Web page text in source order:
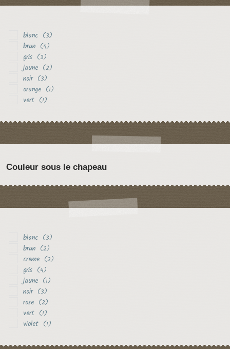
blanc (3)
brun (4)
gris (3)
jaune (2)
noir (3)
orange (1)
vert (1)
Couleur sous le chapeau
blanc (3)
brun (2)
creme (2)
gris (4)
jaune (1)
noir (3)
rose (2)
vert (1)
violet (1)